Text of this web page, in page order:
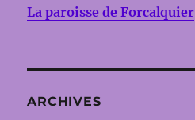
La paroisse de Forcalquier
ARCHIVES